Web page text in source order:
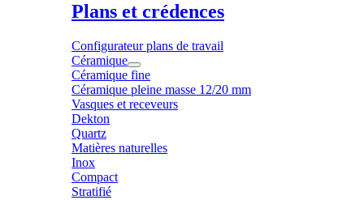
Plans et crédences
Configurateur plans de travail
Céramique
Céramique fine
Céramique pleine masse 12/20 mm
Vasques et receveurs
Dekton
Quartz
Matières naturelles
Inox
Compact
Stratifié